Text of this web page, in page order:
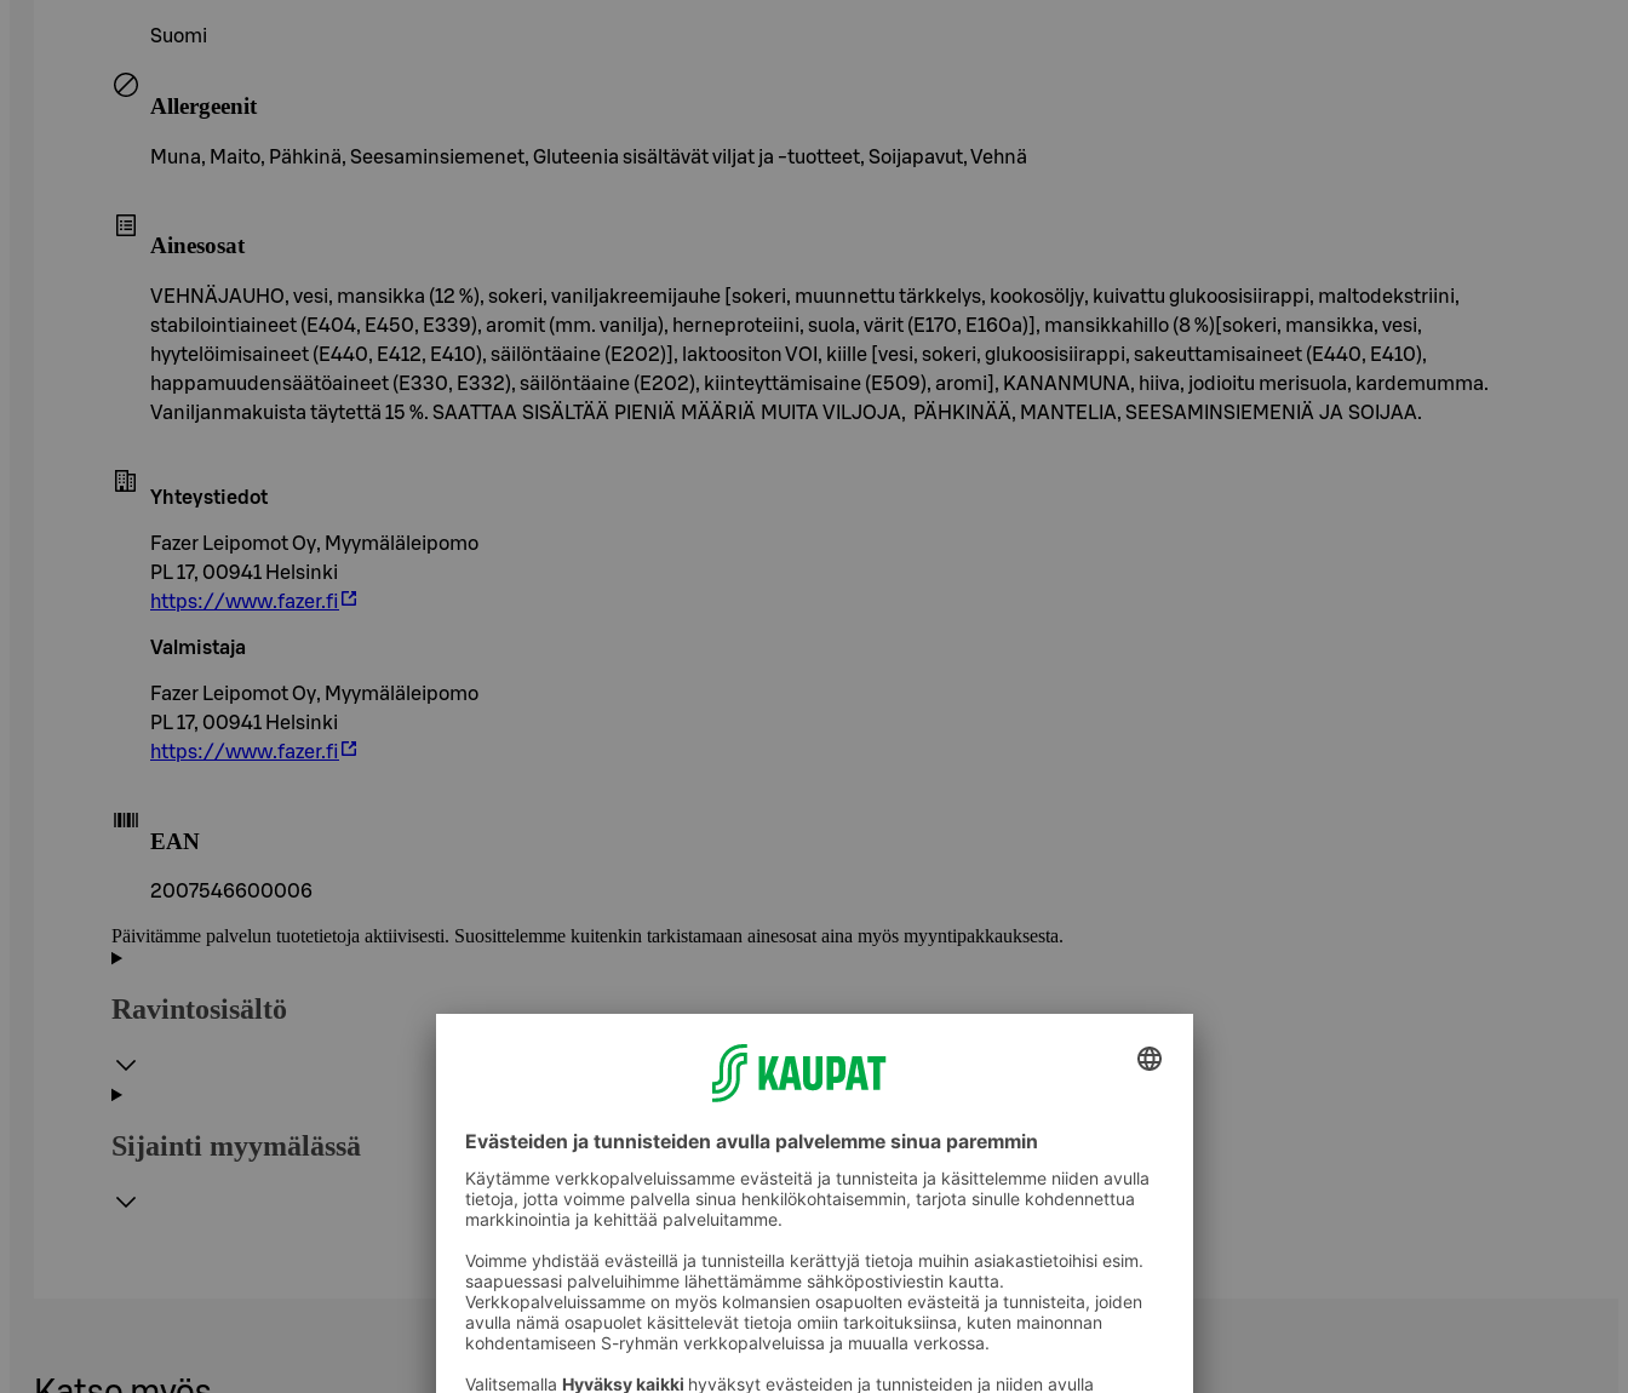
Suomi
Allergeenit
Muna, Maito, Pähkinä, Seesaminsiemenet, Gluteenia sisältävät viljat ja -tuotteet, Soijapavut, Vehnä
Ainesosat
VEHNÄJAUHO, vesi, mansikka (12 %), sokeri, vaniljakreemijauhe [sokeri, muunnettu tärkkelys, kookosöljy, kuivattu glukoosisiirappi, maltodekstriini,
stabilointiaineet (E404, E450, E339), aromit (mm. vanilja), herneproteiini, suola, värit (E170, E160a)], mansikkahillo (8 %)[sokeri, mansikka, vesi,
hyytelöimisaineet (E440, E412, E410), säilöntäaine (E202)], laktoositon VOI, kiille [vesi, sokeri, glukoosisiirappi, sakeuttamisaineet (E440, E410),
happamuudensäätöaineet (E330, E332), säilöntäaine (E202), kiinteyttämisaine (E509), aromi], KANANMUNA, hiiva, jodioitu merisuola, kardemumma.
Vaniljanmakuista täytettä 15 %. SAATTAA SISÄLTÄÄ PIENIÄ MÄÄRIÄ MUITA VILJOJA, PÄHKINÄÄ, MANTELIA, SEESAMINSIEMENIÄ JA SOIJAA.
Yhteystiedot
Fazer Leipomot Oy, Myymäläleipomo
PL 17, 00941 Helsinki
https://www.fazer.fi
Valmistaja
Fazer Leipomot Oy, Myymäläleipomo
PL 17, 00941 Helsinki
https://www.fazer.fi
EAN
2007546600006
Päivitämme palvelun tuotetietoja aktiivisesti. Suosittelemme kuitenkin tarkistamaan ainesosat aina myös myyntipakkauksesta.
Ravintosisältö
Sijainti myymälässä